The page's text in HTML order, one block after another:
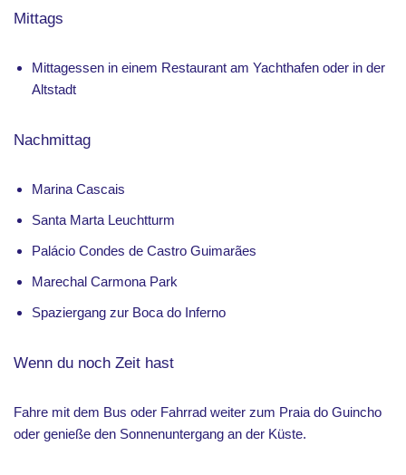
Mittags
Mittagessen in einem Restaurant am Yachthafen oder in der
Altstadt
Nachmittag
Marina Cascais
Santa Marta Leuchtturm
Palácio Condes de Castro Guimarães
Marechal Carmona Park
Spaziergang zur Boca do Inferno
Wenn du noch Zeit hast
Fahre mit dem Bus oder Fahrrad weiter zum Praia do Guincho
oder genieße den Sonnenuntergang an der Küste.